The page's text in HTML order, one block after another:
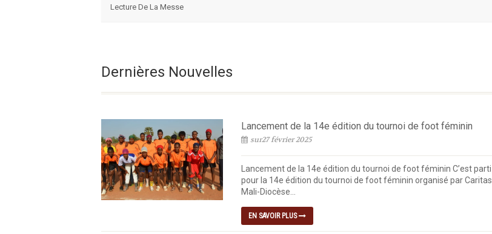
Lecture De La Messe
Dernières Nouvelles
Lancement de la 14e édition du tournoi de foot féminin
sur27 février 2025
Lancement de la 14e édition du tournoi de foot féminin C’est parti
pour la 14e édition du tournoi de foot féminin organisé par Caritas
Mali-Diocèse...
EN SAVOIR PLUS